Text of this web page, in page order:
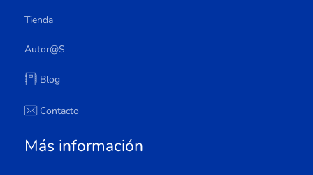
Tienda
Autor@s
Blog
Contacto
Más información